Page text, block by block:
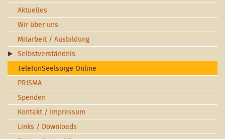
Aktuelles
Wir über uns
Mitarbeit / Ausbildung
Selbstverständnis
TelefonSeelsorge Online
PRISMA
Spenden
Kontakt / Impressum
Links / Downloads